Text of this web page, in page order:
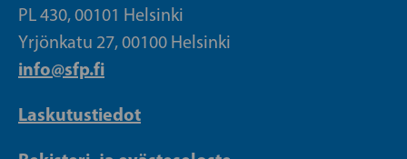
PL 430, 00101 Helsinki
Yrjönkatu 27, 00100 Helsinki
info@sfp.fi
Laskutustiedot